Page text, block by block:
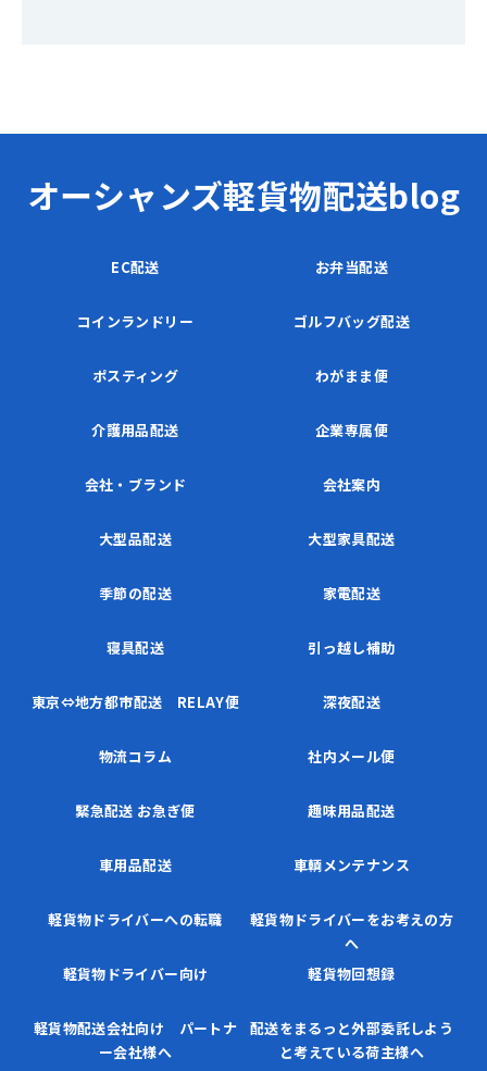
オーシャンズ軽貨物配送blog
EC配送 お弁当配送
コインランドリー ゴルフバッグ配送
ポスティング わがまま便
介護用品配送 企業専属便
会社・ブランド 会社案内
大型品配送 大型家具配送
季節の配送 家電配送
寝具配送 引っ越し補助
東京⇔地方都市配送 RELAY便 深夜配送
物流コラム 社内メール便
緊急配送 お急ぎ便 趣味用品配送
車用品配送 車輌メンテナンス
軽貨物ドライバーへの転職
軽貨物ドライバーをお考えの方
へ
軽貨物ドライバー向け
軽貨物回想録
軽貨物配送会社向け パートナ
ー会社様へ
配送をまるっと外部委託しよう
と考えている荷主様へ